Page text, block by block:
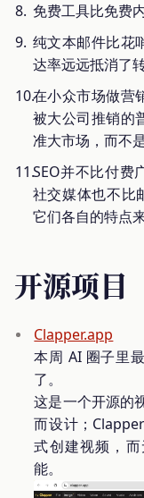
免费工具比免费
纯文本邮件比花
达率远远抵消了
在小众市场做营
被大公司推销的
准大市场，而不
SEO并不比付费
社交媒体也不比
它们各自的特点来
开源项目
Clapper.app
本周 AI 圈子里
了。
这是一个开源的
而设计；
式创建视频，
能。